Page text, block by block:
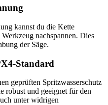
kannst du die Kette
nachspannen. Dies
der Säge.
Standard
geprüften Spritzwasserschutz
robust und geeignet für den
unter widrigen